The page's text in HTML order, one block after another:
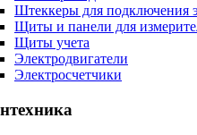
Штеккеры для подключения
Щиты и панели для
Щиты учета
Электродвигатели
Электросчетчики